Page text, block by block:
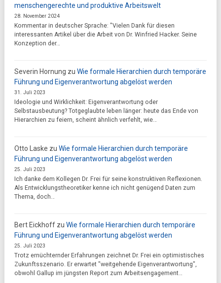
menschengerechte und produktive Arbeitswelt
28. November 2024
Kommentar in deutscher Sprache: "Vielen Dank für diesen
interessanten Artikel über die Arbeit von Dr. Winfried Hacker. Seine
Konzeption der…
Severin Hornung zu Wie formale Hierarchien durch temporäre
Führung und Eigenverantwortung abgelöst werden
31. Juli 2023
Ideologie und Wirklichkeit: Eigenverantwortung oder
Selbstausbeutung? Totgeglaubte leben länger: heute das Ende von
Hierarchien zu feiern, scheint ähnlich verfehlt, wie…
Otto Laske zu Wie formale Hierarchien durch temporäre
Führung und Eigenverantwortung abgelöst werden
25. Juli 2023
Ich danke dem Kollegen Dr. Frei für seine konstruktiven Reflexionen.
Als Entwicklungstheoretiker kenne ich nicht genügend Daten zum
Thema, doch…
Bert Eickhoffzu Wie formale Hierarchien durch temporäre
Führung und Eigenverantwortung abgelöst werden
25. Juli 2023
Trotz ernüchternder Erfahrungen zeichnet Dr. Frei ein optimistisches
Zukunftsszenario. Er erwartet "weitgehende Eigenverantwortung",
obwohl Gallup im jüngsten Report zum Arbeitsengagement…